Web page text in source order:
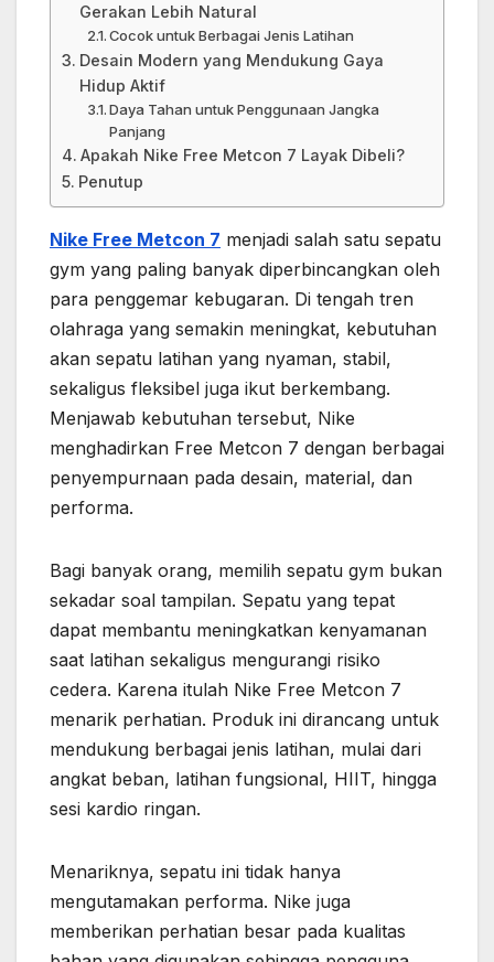
Gerakan Lebih Natural
Cocok untuk Berbagai Jenis Latihan
Desain Modern yang Mendukung Gaya
Hidup Aktif
Daya Tahan untuk Penggunaan Jangka
Panjang
Apakah Nike Free Metcon 7 Layak Dibeli?
Penutup
Nike Free Metcon 7 menjadi salah satu sepatu
gym yang paling banyak diperbincangkan oleh
para penggemar kebugaran. Di tengah tren
olahraga yang semakin meningkat, kebutuhan
akan sepatu latihan yang nyaman, stabil,
sekaligus fleksibel juga ikut berkembang.
Menjawab kebutuhan tersebut, Nike
menghadirkan Free Metcon 7 dengan berbagai
penyempurnaan pada desain, material, dan
performa.
Bagi banyak orang, memilih sepatu gym bukan
sekadar soal tampilan. Sepatu yang tepat
dapat membantu meningkatkan kenyamanan
saat latihan sekaligus mengurangi risiko
cedera. Karena itulah Nike Free Metcon 7
menarik perhatian. Produk ini dirancang untuk
mendukung berbagai jenis latihan, mulai dari
angkat beban, latihan fungsional, HIIT, hingga
sesi kardio ringan.
Menariknya, sepatu ini tidak hanya
mengutamakan performa. Nike juga
memberikan perhatian besar pada kualitas